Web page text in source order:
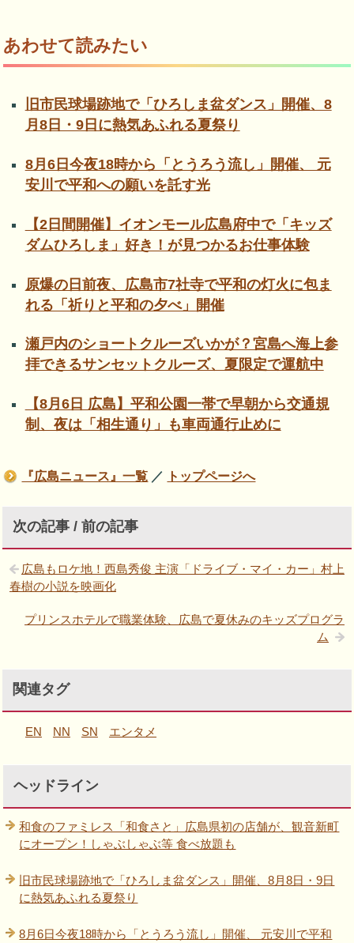
あわせて読みたい
旧市民球場跡地で「ひろしま盆ダンス」開催、8
月8日・9日に熱気あふれる夏祭り
8月6日今夜18時から「とうろう流し」開催、 元
安川で平和への願いを託す光
【2日間開催】イオンモール広島府中で「キッズ
ダムひろしま」好き！が見つかるお仕事体験
原爆の日前夜、広島市7社寺で平和の灯火に包ま
れる「祈りと平和の夕べ」開催
瀬戸内のショートクルーズいかが？宮島へ海上参
拝できるサンセットクルーズ、夏限定で運航中
【8月6日 広島】平和公園一帯で早朝から交通規
制、夜は「相生通り」も車両通行止めに
『広島ニュース』一覧 ／ トップページへ
次の記事 / 前の記事
広島もロケ地！西島秀俊 主演「ドライブ・マイ・カー」村上
春樹の小説を映画化
プリンスホテルで職業体験、広島で夏休みのキッズプログラ
ム
関連タグ
EN NN SN エンタメ
ヘッドライン
和食のファミレス「和食さと」広島県初の店舗が、観音新町
にオープン！しゃぶしゃぶ等 食べ放題も
旧市民球場跡地で「ひろしま盆ダンス」開催、8月8日・9日
に熱気あふれる夏祭り
8月6日今夜18時から「とうろう流し」開催、 元安川で平和